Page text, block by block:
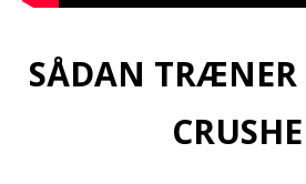
SÅDAN TRÆNER